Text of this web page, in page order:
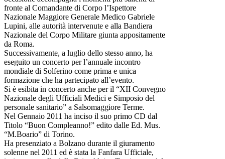
fronte al Comandante di Corpo l’Ispettore
Nazionale Maggiore Generale Medico Gabriele
Lupini, alle autorità intervenute e alla Bandiera
Nazionale del Corpo Militare giunta appositamente
da Roma.
Successivamente, a luglio dello stesso anno, ha
eseguito un concerto per l’annuale incontro
mondiale di Solferino come prima e unica
formazione che ha partecipato all’evento.
Si è esibita in concerto anche per il “XII Convegno
Nazionale degli Ufficiali Medici e Simposio del
personale sanitario” a Salsomaggiore Terme.
Nel Gennaio 2011 ha inciso il suo primo CD dal
Titolo “Buon Compleanno!” edito dalle Ed. Mus.
“M.Boario” di Torino.
Ha presenziato a Bolzano durante il giuramento
solenne nel 2011 ed è stata la Fanfara Ufficiale,